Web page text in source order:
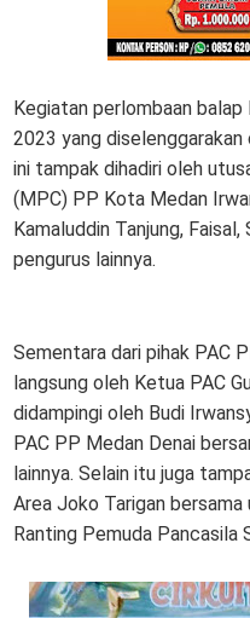
Kegiatan perlombaan
2023 yang
ini tampak dihadiri oleh
(MPC) PP Kota Medan
Kamaluddin Tanjung,
pengurus lainnya.
Sementara dari pihak PAC
langsung oleh Ketua PAC
didampingi oleh Budi
PAC PP Medan Denai
lainnya. Selain itu juga
Area Joko Tarigan bersama
Ranting Pemuda Pancasila